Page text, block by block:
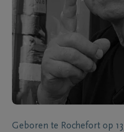
Geboren te Rochefort op